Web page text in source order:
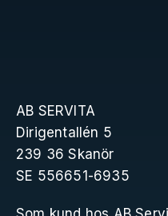
AB SERVITA
Dirigentallén 5
239 36 Skanör
SE 556651-6935